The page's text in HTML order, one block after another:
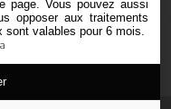
page. Vous pouvez aussi
opposer aux traitements
valables pour 6 mois.